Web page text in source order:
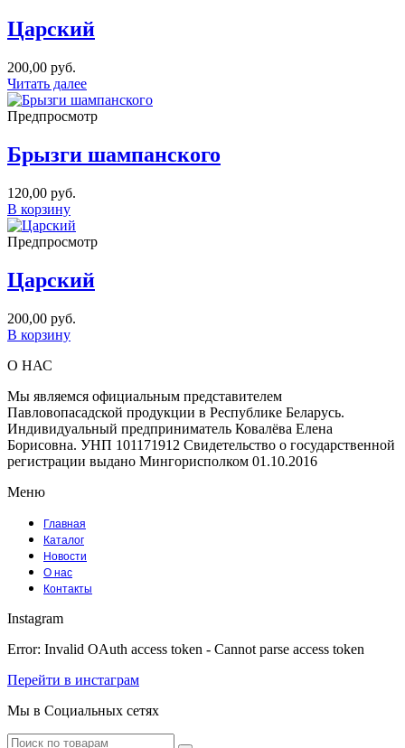
Царский
200,00 руб.
Читать далее
Предпросмотр
Брызги шампанского
120,00 руб.
В корзину
Предпросмотр
Царский
200,00 руб.
В корзину
О НАС
Мы являемся официальным представителем
Павловопасадской продукции в Республике Беларусь.
Индивидуальный предприниматель Ковалёва Елена
Борисовна. УНП 101171912 Свидетельство о государственной
регистрации выдано Мингорисполком 01.10.2016
Меню
Главная
Каталог
Новости
О нас
Контакты
Instagram
Error: Invalid OAuth access token - Cannot parse access token
Перейти в инстаграм
Мы в Социальных сетях
Facebook
Instagram
Tumblr
Youtube
Vk
Search